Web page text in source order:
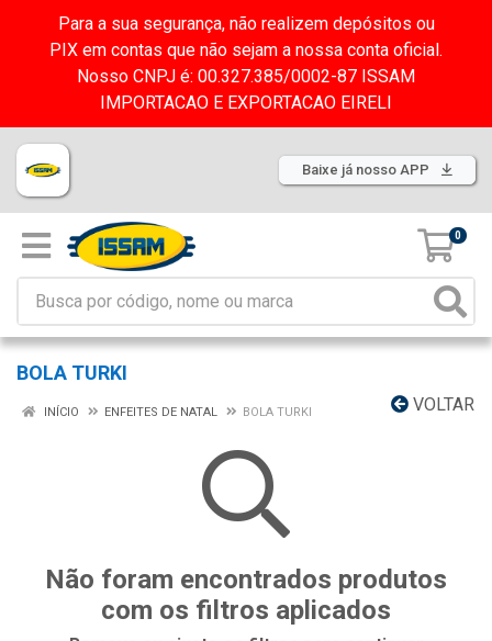
Para a sua segurança, não realizem depósitos ou
PIX em contas que não sejam a nossa conta oficial.
Nosso CNPJ é: 00.327.385/0002-87 ISSAM
IMPORTACAO E EXPORTACAO EIRELI
Baixe já nosso APP
0
BOLA TURKI
VOLTAR
INÍCIO ENFEITES DE NATAL BOLA TURKI
Não foram encontrados produtos
com os filtros aplicados